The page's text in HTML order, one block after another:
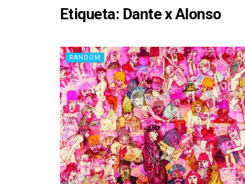
Etiqueta: Dante x Alonso
RANDOM